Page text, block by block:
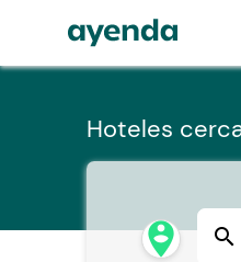
Hoteles
person_pin_circle search